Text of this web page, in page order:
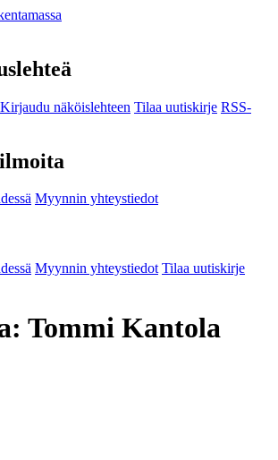
Kirjaudu näköislehteen Tilaa uutiskirje RSS-
Myynnin yhteystiedot
Myynnin yhteystiedot Tilaa uutiskirje
Tommi Kantola